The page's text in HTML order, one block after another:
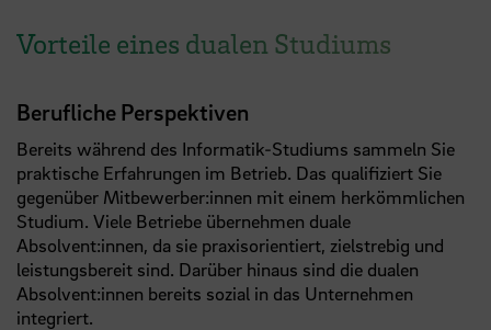
Vorteile eines dualen Studiums
Berufliche Perspektiven
Bereits während des Informatik-Studiums sammeln Sie
praktische Erfahrungen im Betrieb. Das qualifiziert Sie
gegenüber Mitbewerber:innen mit einem herkömmlichen
Studium. Viele Betriebe übernehmen duale
Absolvent:innen, da sie praxisorientiert, zielstrebig und
leistungsbereit sind. Darüber hinaus sind die dualen
Absolvent:innen bereits sozial in das Unternehmen
integriert.